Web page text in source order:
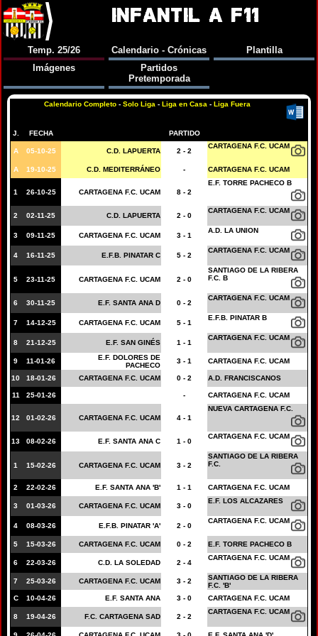
INFANTIL A F11
Temp. 25/26 Calendario - Crónicas
Plantilla
Imágenes
Partidos
Pretemporada
Calendario Completo - Solo Liga - Liga en Casa - Liga Fuera
J. FECHA PARTIDO
A 05-10-25 C.D. LAPUERTA 2 - 2
CARTAGENA F.C. UCAM
A 19-10-25 C.D. MEDITERRÁNEO - CARTAGENA F.C. UCAM
1 26-10-25 CARTAGENA F.C. UCAM 8 - 2
E.F. TORRE PACHECO B
2 02-11-25 C.D. LAPUERTA 2 - 0
CARTAGENA F.C. UCAM
3 09-11-25 CARTAGENA F.C. UCAM 3 - 1
A.D. LA UNION
4 16-11-25 E.F.B. PINATAR C 5 - 2
CARTAGENA F.C. UCAM
5 23-11-25 CARTAGENA F.C. UCAM 2 - 0
SANTIAGO DE LA RIBERA
F.C. B
6 30-11-25 E.F. SANTA ANA D 0 - 2
CARTAGENA F.C. UCAM
7 14-12-25 CARTAGENA F.C. UCAM 5 - 1
E.F.B. PINATAR B
8 21-12-25 E.F. SAN GINÉS 1 - 1
CARTAGENA F.C. UCAM
9 11-01-26
E.F. DOLORES DE
PACHECO
3 - 1 CARTAGENA F.C. UCAM
10 18-01-26 CARTAGENA F.C. UCAM 0 - 2 A.D. FRANCISCANOS
11 25-01-26 - CARTAGENA F.C. UCAM
12 01-02-26 CARTAGENA F.C. UCAM 4 - 1
NUEVA CARTAGENA F.C.
13 08-02-26 E.F. SANTA ANA C 1 - 0
CARTAGENA F.C. UCAM
1 15-02-26 CARTAGENA F.C. UCAM 3 - 2
SANTIAGO DE LA RIBERA
F.C.
2 22-02-26 E.F. SANTA ANA 'B' 1 - 1 CARTAGENA F.C. UCAM
3 01-03-26 CARTAGENA F.C. UCAM 3 - 0
E.F. LOS ALCAZARES
4 08-03-26 E.F.B. PINATAR 'A' 2 - 0
CARTAGENA F.C. UCAM
5 15-03-26 CARTAGENA F.C. UCAM 0 - 2 E.F. TORRE PACHECO B
6 22-03-26 C.D. LA SOLEDAD 2 - 4
CARTAGENA F.C. UCAM
7 25-03-26 CARTAGENA F.C. UCAM 3 - 2
SANTIAGO DE LA RIBERA
F.C. 'B'
C
10-04-26 E.F. SANTA ANA 3 - 0 CARTAGENA F.C. UCAM
8 19-04-26 F.C. CARTAGENA SAD 2 - 2
CARTAGENA F.C. UCAM